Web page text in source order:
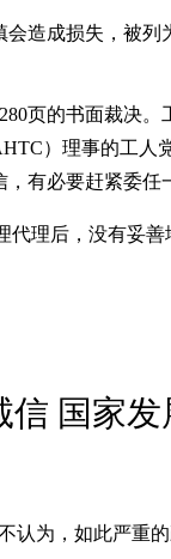
造成损失，被
页的书面裁决
）理事的工
有必要赶紧委任
代理后，没有
国家
认为，如此严重